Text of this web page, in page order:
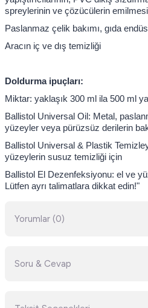
spreylerinin ve çözücülerin emilmesi
Paslanmaz çelik bakımı, gıda
Aracın iç ve dış temizliği
Doldurma ipuçları:
Miktar: yaklaşık 300 ml ila 500 ml
Ballistol Universal Oil: Metal,
yüzeyler veya pürüzsüz derilerin
Ballistol Universal & Plastik
yüzeylerin susuz temizliği için
Ballistol El Dezenfeksiyonu: el ve
Lütfen ayrı talimatlara dikkat edin!"
Yorumlar (0)
Soru & Cevap